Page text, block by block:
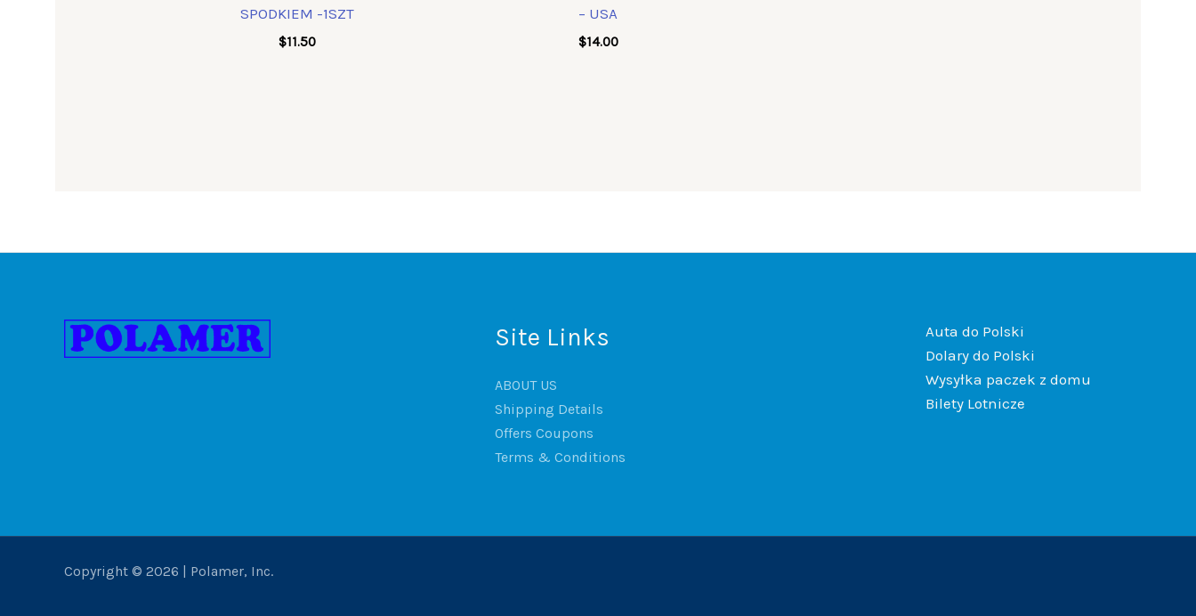
SPODKIEM -1SZT
$11.50
– USA
$14.00
Site Links
ABOUT US
Shipping Details
Offers Coupons
Terms & Conditions
Auta do Polski
Dolary do Polski
Wysyłka paczek z domu
Bilety Lotnicze
Copyright © 2026 | Polamer, Inc.